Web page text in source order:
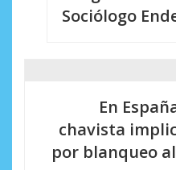
Sociólogo
En
chavista
por blanqueo